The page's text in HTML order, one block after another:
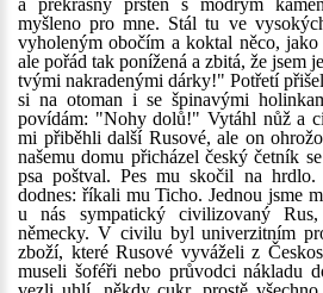
a překrásný prsten s modrým
myšleno pro mne. Stál tu ve
vyholeným obočím a koktal něco,
ale pořád tak ponížená a zbitá, že jsem
tvými nakradenými dárky!" Potřetí
si na otoman i se špinavými
povídám: "Nohy dolů!" Vytáhl nůž a
mi přiběhli další Rusové, ale on
našemu domu přicházel český četník
psa poštval. Pes mu skočil na hrdlo.
dodnes: říkali mu Ticho. Jednou jsme
u nás sympatický civilizovaný
německy. V civilu byl univerzitním
zboží, které Rusové vyváželi z
museli šoféři nebo průvodci nákladu